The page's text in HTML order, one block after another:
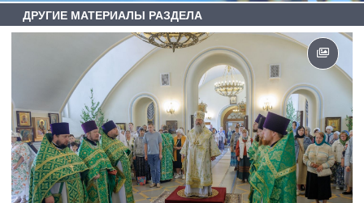
ДРУГИЕ МАТЕРИАЛЫ РАЗДЕЛА